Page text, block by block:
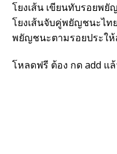
โยงเส้น เขียนทับรอยพ
โยงเส้นจับคู่พยัญชนะไ
พยัญชนะตามรอยประให้
โหลดฟรี ต้อง กด add แ